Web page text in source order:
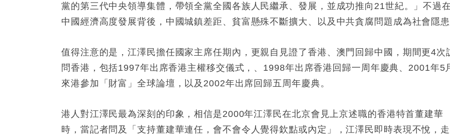
黨的第三代中央領導集體，帶領全黨全國各族人民繼承、發展，並成功推向21世紀。」不過在
中國經濟高度發展背後，中國城鎮差距、貧富懸殊不斷擴大、以及中共貪腐問題成為社會隱患
值得注意的是，江澤民擔任國家主席任期內，更親自見證了香港、澳門回歸中國，期間更4次
問香港，包括1997年出席香港主權移交儀式，、1998年出席香港回歸一周年慶典、2001年5
來港參加「財富」全球論壇，以及2002年出席回歸五周年慶典。
港人對江澤民最為深刻的印象，相信是2000年江澤民在北京會見上京述職的香港特首董建華
時，當記者問及「支持董建華連任，會不會令人覺得欽點或內定」，江澤民即時表現不悅，走